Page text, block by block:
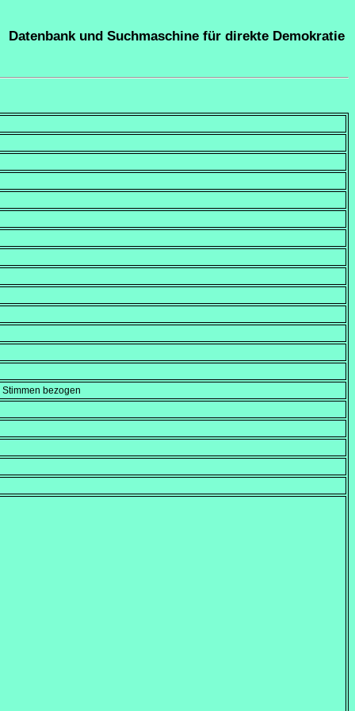
Datenbank und Suchmaschine für direkte Demokratie
bezogen